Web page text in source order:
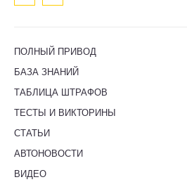
ПОЛНЫЙ ПРИВОД
БАЗА ЗНАНИЙ
ТАБЛИЦА ШТРАФОВ
ТЕСТЫ И ВИКТОРИНЫ
СТАТЬИ
АВТОНОВОСТИ
ВИДЕО